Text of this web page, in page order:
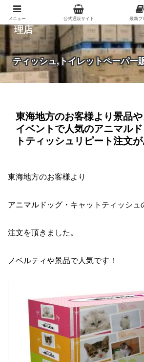
紙（家庭紙・包装紙・印刷用
理店
ティッシュ,トイレットペーパー
東海地方のお客様より景品や
イベントで人気のアニマル
トティッシュリピート注文が
東海地方のお客様より
アニマルドッグ・キャットティッシュ
注文を頂きました。
ノベルティや景品で人気です！
メニュー 公式通販サイト 最新ブ